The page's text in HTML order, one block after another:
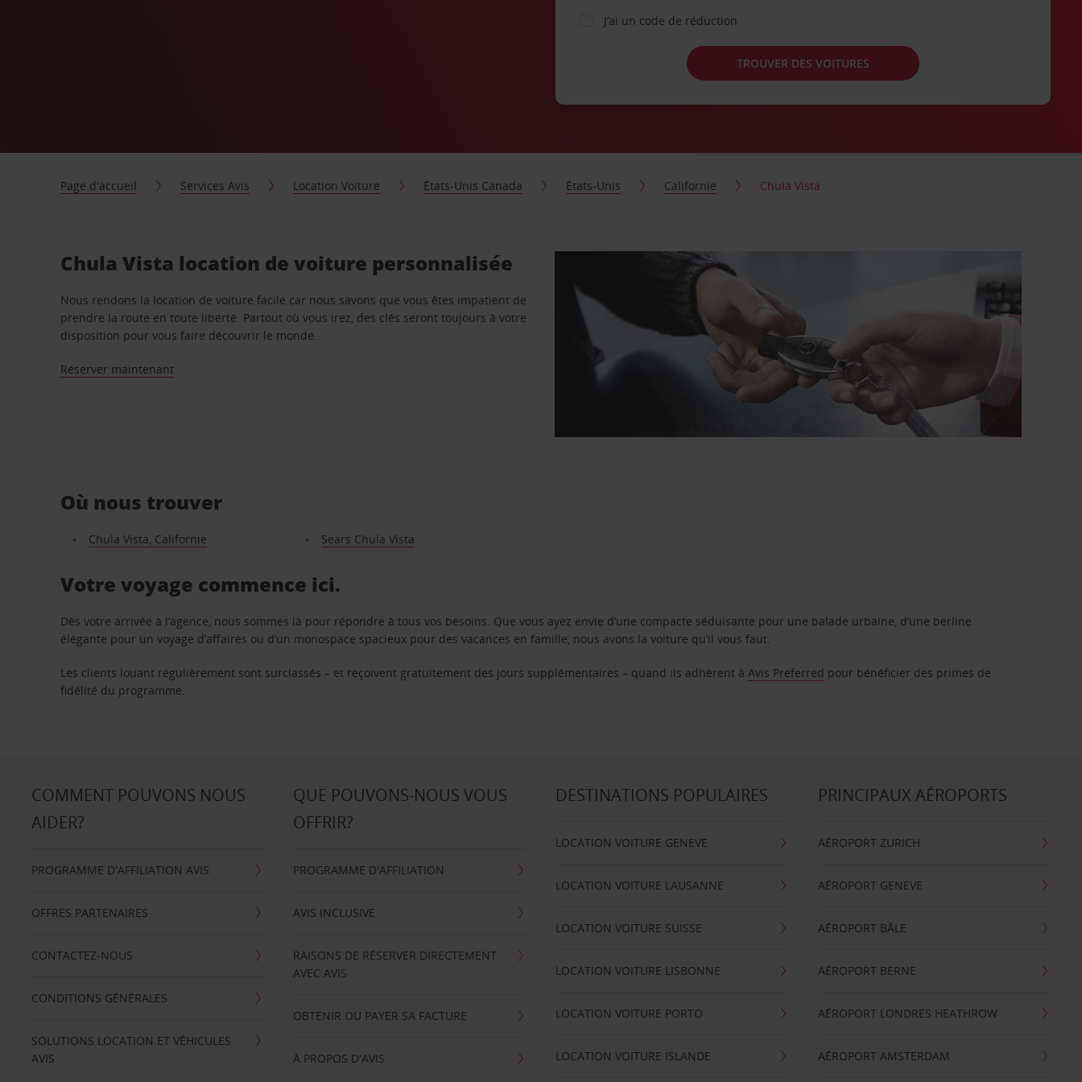
J’ai un code de réduction
TROUVER DES VOITURES
Page d'accueil Services Avis Location Voiture États-Unis Canada États-Unis Californie Chula Vista
Chula Vista location de voiture personnalisée
Nous rendons la location de voiture facile car nous savons que vous êtes impatient de
prendre la route en toute liberté. Partout où vous irez, des clés seront toujours à votre
disposition pour vous faire découvrir le monde.
Réserver maintenant
Où nous trouver
Chula Vista, Californie Sears Chula Vista
Votre voyage commence ici.
Dès votre arrivée à l’agence, nous sommes là pour répondre à tous vos besoins. Que vous ayez envie d’une compacte séduisante pour une balade urbaine, d’une berline
élégante pour un voyage d’affaires ou d’un monospace spacieux pour des vacances en famille, nous avons la voiture qu’il vous faut.
Les clients louant régulièrement sont surclassés – et reçoivent gratuitement des jours supplémentaires – quand ils adhèrent àAvis Preferred pour bénéficier des primes de
fidélité du programme.
COMMENT POUVONS NOUS
AIDER?
PROGRAMME D'AFFILIATION AVIS
OFFRES PARTENAIRES
CONTACTEZ-NOUS
CONDITIONS GÉNÉRALES
SOLUTIONS LOCATION ET VÉHICULES
AVIS
QUE POUVONS-NOUS VOUS
OFFRIR?
PROGRAMME D'AFFILIATION
AVIS INCLUSIVE
RAISONS DE RÉSERVER DIRECTEMENT
AVEC AVIS
OBTENIR OU PAYER SA FACTURE
À PROPOS D'AVIS
DESTINATIONS POPULAIRES
LOCATION VOITURE GENEVE
LOCATION VOITURE LAUSANNE
LOCATION VOITURE SUISSE
LOCATION VOITURE LISBONNE
LOCATION VOITURE PORTO
LOCATION VOITURE ISLANDE
PRINCIPAUX AÉROPORTS
AÉROPORT ZURICH
AÉROPORT GENEVE
AÉROPORT BÂLE
AÉROPORT BERNE
AÉROPORT LONDRES HEATHROW
AÉROPORT AMSTERDAM